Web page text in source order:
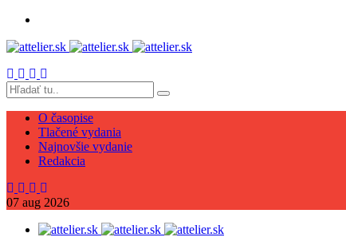
O časopise
Tlačené vydania
Najnovšie vydanie
Redakcia
07 aug 2026